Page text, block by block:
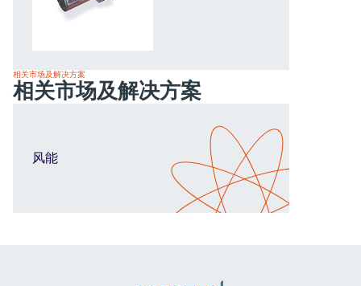
相关市场及解决方案
相关市场及解决方案
风能